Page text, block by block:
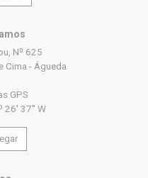
Nº 625
Cima - Águeda
GPS
26' 37'' W